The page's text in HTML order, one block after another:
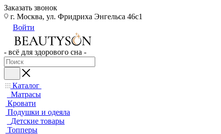
Заказать звонок
г. Москва, ул. Фридриха Энгельса 46с1
Войти
- всё для здорового сна -
Каталог
Матрасы
Кровати
Подушки и одеяла
Детские товары
Топперы